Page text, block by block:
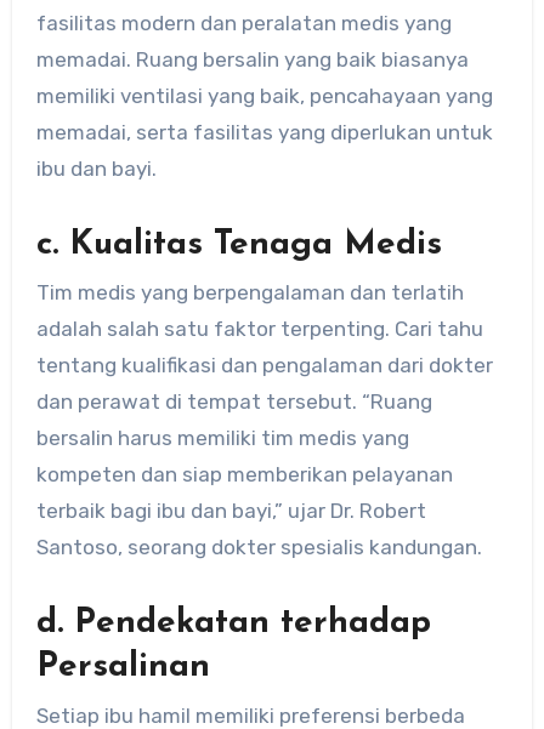
fasilitas modern dan peralatan medis yang
memadai. Ruang bersalin yang baik biasanya
memiliki ventilasi yang baik, pencahayaan yang
memadai, serta fasilitas yang diperlukan untuk
ibu dan bayi.
c. Kualitas Tenaga Medis
Tim medis yang berpengalaman dan terlatih
adalah salah satu faktor terpenting. Cari tahu
tentang kualifikasi dan pengalaman dari dokter
dan perawat di tempat tersebut. “Ruang
bersalin harus memiliki tim medis yang
kompeten dan siap memberikan pelayanan
terbaik bagi ibu dan bayi,” ujar Dr. Robert
Santoso, seorang dokter spesialis kandungan.
d. Pendekatan terhadap
Persalinan
Setiap ibu hamil memiliki preferensi berbeda